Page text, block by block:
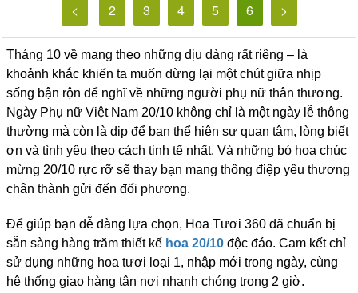
< 2 3 4 5 6 >
Tháng 10 về mang theo những dịu dàng rất riêng – là
khoảnh khắc khiến ta muốn dừng lại một chút giữa nhịp
sống bận rộn để nghĩ về những người phụ nữ thân thương.
Ngày Phụ nữ Việt Nam 20/10 không chỉ là một ngày lễ thông
thường mà còn là dịp để bạn thể hiện sự quan tâm, lòng biết
ơn và tình yêu theo cách tinh tế nhất. Và những bó hoa chúc
mừng 20/10 rực rỡ sẽ thay bạn mang thông điệp yêu thương
chân thành gửi đến đối phương.
Để giúp bạn dễ dàng lựa chọn, Hoa Tươi 360 đã chuẩn bị
sẵn sàng hàng trăm thiết kế hoa 20/10 độc đáo. Cam kết chỉ
sử dụng những hoa tươi loại 1, nhập mới trong ngày, cùng
hệ thống giao hàng tận nơi nhanh chóng trong 2 giờ.